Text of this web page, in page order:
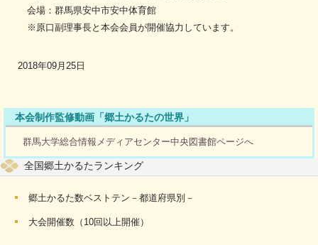
会場：群馬県安中市安中体育館
※原口副理事長と本会会員が開催協力しています。
2018年09月25日
本会制作監修動画「郷土かるたの世界」
群馬大学総合情報メディアセンター中央図書館ページへ
全国郷土かるたランキング
郷土かるた数ベストテン－都道府県別－
大会開催数（10回以上開催）